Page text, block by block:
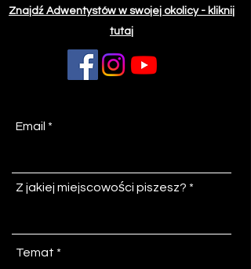
Znajdź Adwentystów w swojej okolicy - kliknij
tutaj
Email
Z jakiej miejscowości piszesz?
Temat